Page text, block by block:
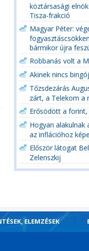
köztársasági
Tisza-frakció
Magyar Péter:
bármikor újra
Robbanás volt a
Akinek nincs
Tőzsdezárás
zárt, a Telekom a
Erősödött a
Hogyan
az inflációhoz
Először látogat
Zelenszkij
ELEMZÉSEK